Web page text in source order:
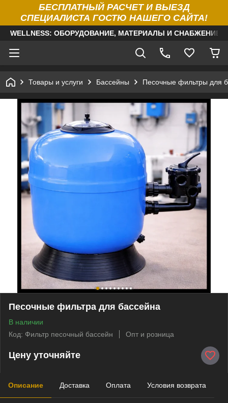
БЕСПЛАТНЫЙ РАСЧЕТ И ВЫЕЗД
СПЕЦИАЛИСТА ГОСТЮ НАШЕГО САЙТА!
WELLNESS: ОБОРУДОВАНИЕ, МАТЕРИАЛЫ И
Товары и услуги Бассейны Песочные фильтры для
Песочные фильтра для бассейна
В наличии
Код: Фильтр песочный бассейн
Опт и розница
Цену уточняйте
Описание Доставка Оплата Условия возврата